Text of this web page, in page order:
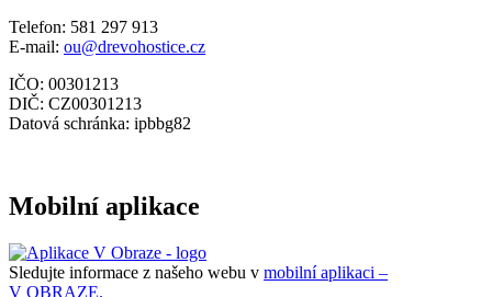
Telefon: 581 297 913
E-mail: ou@drevohostice.cz
IČO: 00301213
DIČ: CZ00301213
Datová schránka: ipbbg82
Mobilní aplikace
Sledujte informace z našeho webu v mobilní aplikaci –
V OBRAZE.